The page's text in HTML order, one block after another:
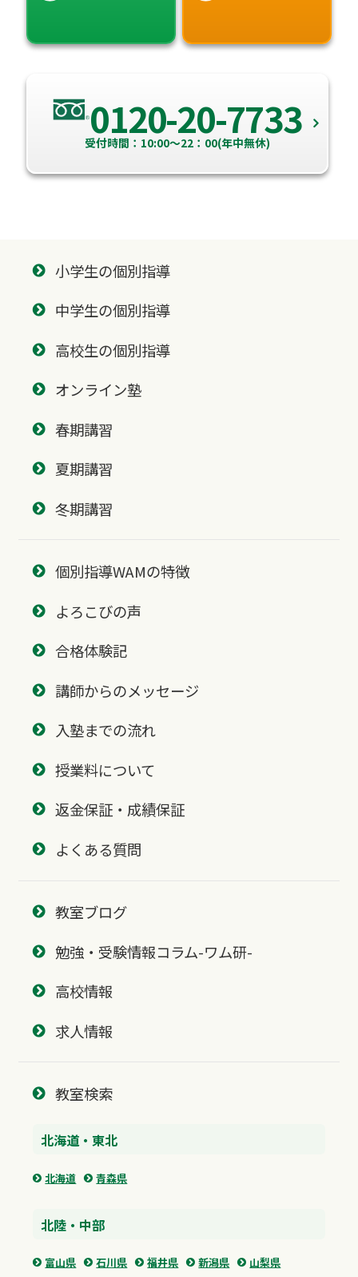
0120-20-7733
受付時間：10:00～22：00(年中無休)
小学生の個別指導
中学生の個別指導
高校生の個別指導
オンライン塾
春期講習
夏期講習
冬期講習
個別指導WAMの特徴
よろこびの声
合格体験記
講師からのメッセージ
入塾までの流れ
授業料について
返金保証・成績保証
よくある質問
教室ブログ
勉強・受験情報コラム-ワム研-
高校情報
求人情報
教室検索
北海道・東北
北海道 青森県
北陸・中部
富山県 石川県 福井県 新潟県
山梨県